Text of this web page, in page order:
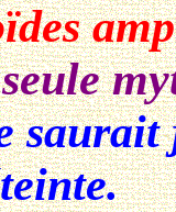
seule
saurait